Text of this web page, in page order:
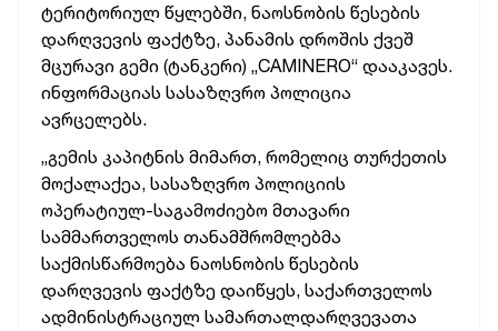
ტერიტორიულ წყლებში, ნაოსნობის წესების
დარღვევის ფაქტზე, პანამის დროშის ქვეშ
მცურავი გემი (ტანკერი) „CAMINERO“ დააკავეს.
ინფორმაციას სასაზღვრო პოლიცია
ავრცელებს.
„გემის კაპიტნის მიმართ, რომელიც თურქეთის
მოქალაქეა, სასაზღვრო პოლიციის
ოპერატიულ-საგამოძიებო მთავარი
სამმართველოს თანამშრომლებმა
საქმისწარმოება ნაოსნობის წესების
დარღვევის ფაქტზე დაიწყეს, საქართველოს
ადმინისტრაციულ სამართალდარღვევათა